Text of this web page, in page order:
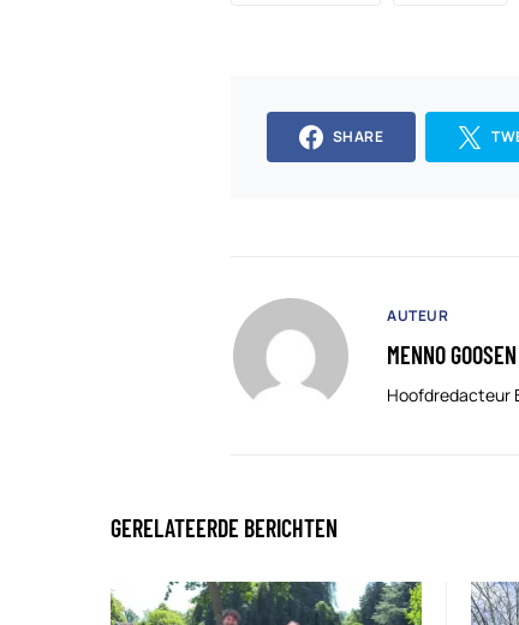
SHARE
AUTEUR
MENNO GOOSEN
Hoofdredacteur
GERELATEERDE BERICHTEN